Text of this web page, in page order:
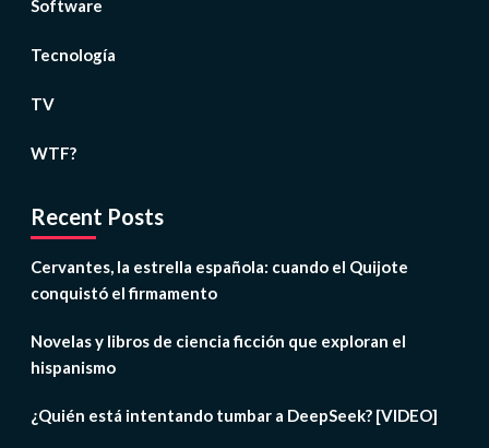
Software
Tecnología
TV
WTF?
Recent Posts
Cervantes, la estrella española: cuando el Quijote
conquistó el firmamento
Novelas y libros de ciencia ficción que exploran el
hispanismo
¿Quién está intentando tumbar a DeepSeek? [VIDEO]